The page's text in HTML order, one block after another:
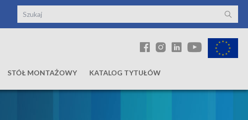
STÓŁ MONTAŻOWY KATALOG TYTUŁÓW